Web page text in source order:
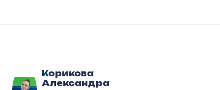
Корикова
Александра